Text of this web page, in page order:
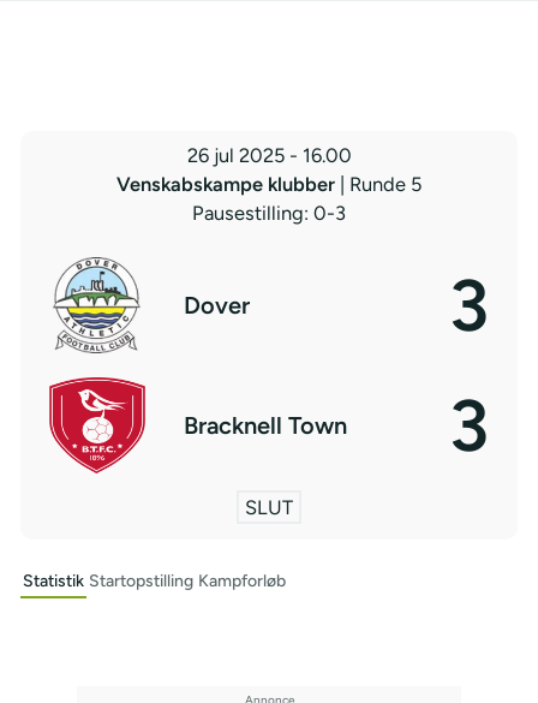
26 jul 2025 - 16.00
Venskabskampe klubber
| Runde 5
Pausestilling: 0-3
Dover 3
Bracknell Town 3
SLUT
Statistik Startopstilling Kampforløb